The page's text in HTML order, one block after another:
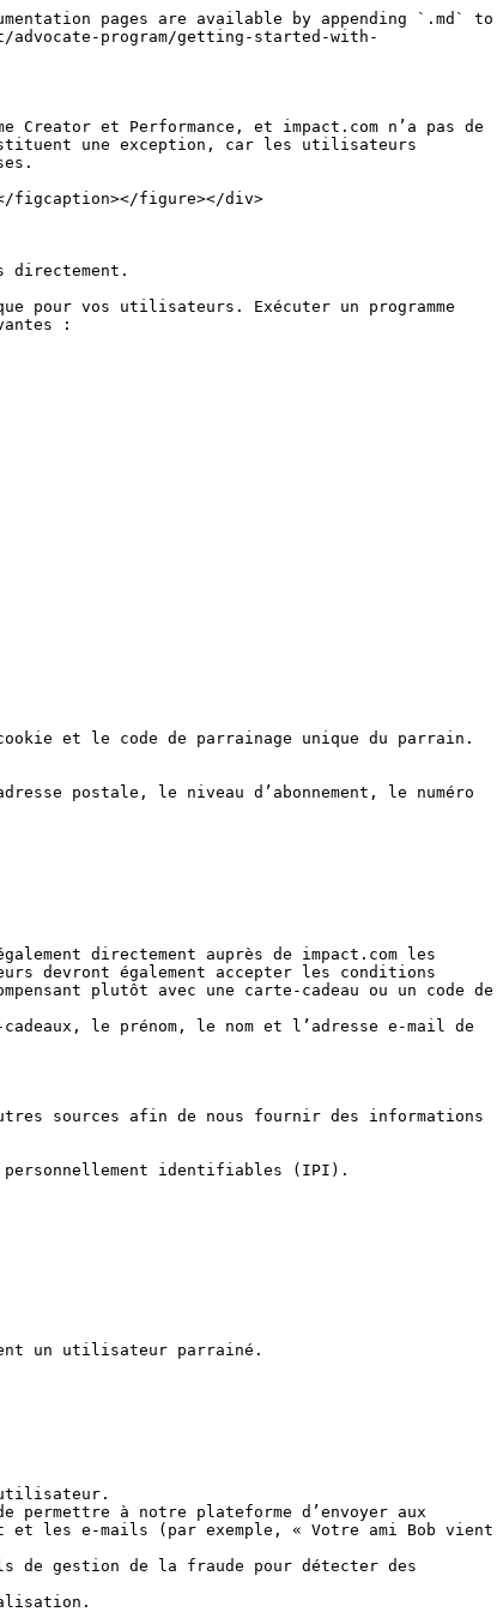
pages are available by appending `.md` to
program/getting-started-with-
Creator et Performance, et impact.com n’a pas de
une exception, car les utilisateurs
figcaption></figure></div>
directement.
pour vos utilisateurs. Exécuter un programme
:
directement auprès de impact.com les
devront également accepter les conditions
plutôt avec une carte-cadeau ou un code de
le prénom, le nom et l’adresse e-mail de
sources afin de nous fournir des informations
identifiables (IPI).
à notre plateforme d’envoyer aux
les e-mails (par exemple, « Votre ami Bob vient
gestion de la fraude pour détecter des